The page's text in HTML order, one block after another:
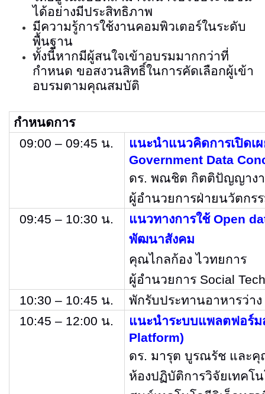
ได้อย่างมีประสิทธิภาพ
มีความรู้การใช้งานคอมพิวเตอร์ในระดับ
พื้นฐาน
ทั้งนี้หากมีผู้สนใจเข้าอบรมมากกว่าที่
กำหนด ขอสงวนสิทธิ์ในการคัดเลือกผู้เข้า
อบรมตามคุณสมบัติ
กำหนดการ
09:00 – 09:45 น.
แนะนำแนวคิดการเปิดเ
Government Data
ดร. พณชิต กิตติปัญญาง
ผู้อำนวยการฝ่ายนวัตกร
09:45 – 10:30 น. แนวทางการใช้ Open
พัฒนาสังคม
คุณไกลก้อง ไวทยการ
ผู้อำนวยการ Social
10:30 – 10:45 น.
พักรับประทานอาหารว่าง
10:45 – 12:00 น.
แนะนำระบบแพลตฟอร์ม
Platform)
ดร. มารุต บูรณรัช และคุ
ห้องปฏิบัติการวิจัยเทคโ